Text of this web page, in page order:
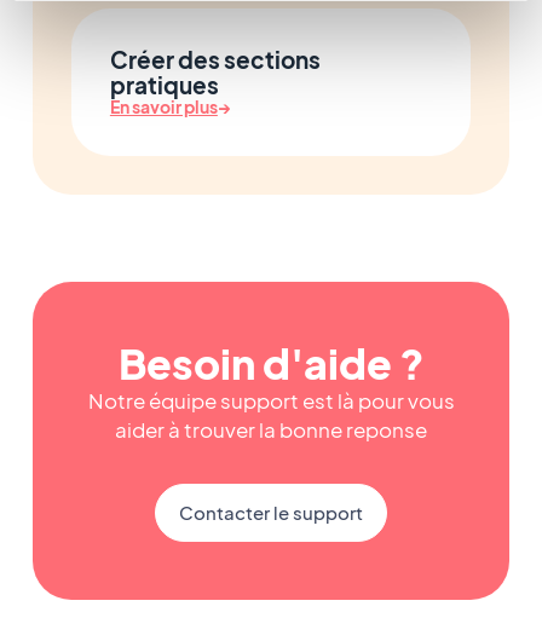
Créer des sections
pratiques
En savoir plus→
Besoin d'aide ?
Notre équipe support est là pour vous
aider à trouver la bonne reponse
Contacter le support